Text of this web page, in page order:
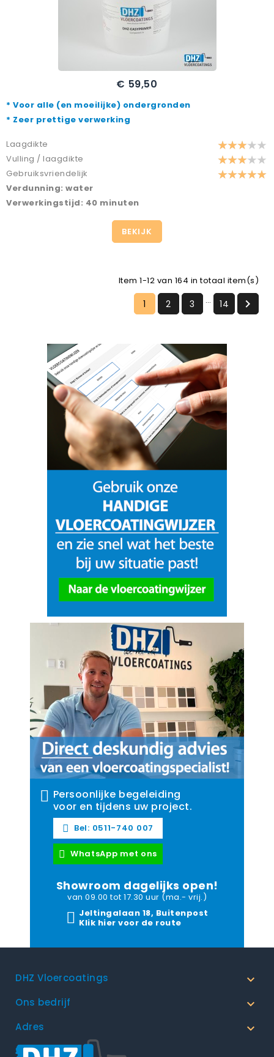
€ 59,50
* Voor alle (en moeilijke) ondergronden
* Zeer prettige verwerking
Laagdikte
Vulling / laagdikte
Gebruiksvriendelijk
Verdunning: water
Verwerkingstijd: 40 minuten
BEKIJK
Item 1-12 van 164 in totaal item(s)
1 2 3 … 14 
Persoonlijke begeleiding
voor en tijdens uw project.
Bel: 0511-740 007
WhatsApp met ons
Showroom dagelijks open!
van 09.00 tot 17.30 uur (ma.- vrij.)
Jeltingalaan 18, Buitenpost
Klik hier voor de route
DHZ Vloercoatings 
Ons bedrijf 
Adres 